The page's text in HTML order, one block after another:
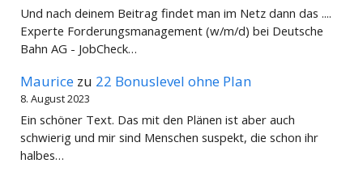
Und nach deinem Beitrag findet man im Netz dann das ....
Experte Forderungsmanagement (w/m/d) bei Deutsche
Bahn AG - JobCheck…
Maurice zu 22 Bonuslevel ohne Plan
8. August 2023
Ein schöner Text. Das mit den Plänen ist aber auch
schwierig und mir sind Menschen suspekt, die schon ihr
halbes…